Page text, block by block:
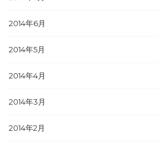
2014年6月
2014年5月
2014年4月
2014年3月
2014年2月